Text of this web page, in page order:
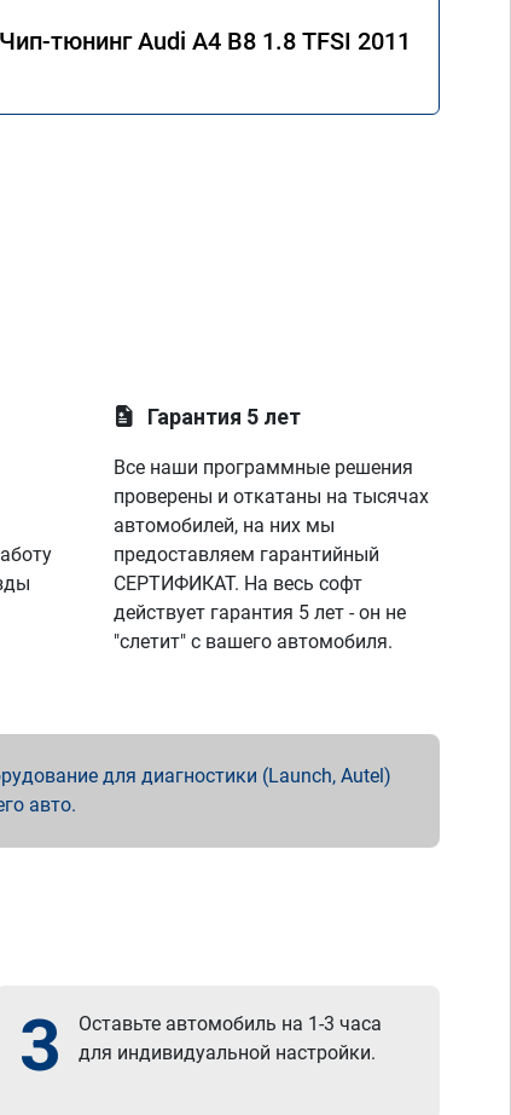
Чип-тюнинг Audi A4 B8 1.8 TFSI 2011
Гарантия 5 лет
Все наши программные решения
проверены и откатаны на тысячах
автомобилей, на них мы
предоставляем гарантийный
СЕРТИФИКАТ. На весь софт
действует гарантия 5 лет - он не
"слетит" с вашего автомобиля.
для диагностики (Launch, Autel)
авто.
3
Оставьте автомобиль на 1-3 часа
для индивидуальной настройки.